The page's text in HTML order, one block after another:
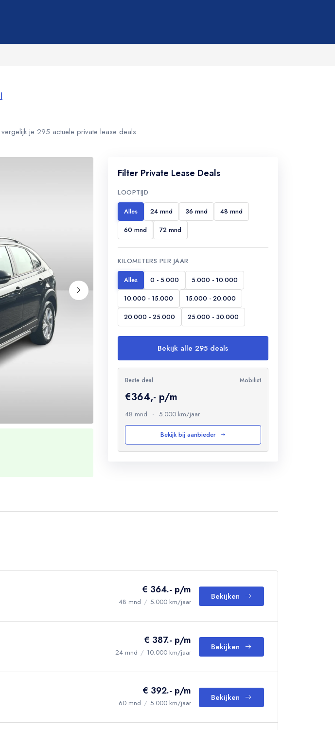
je 295 actuele private lease deals
Filter Private Lease Deals
LOOPTIJD
Alles 24 mnd 36 mnd
48 mnd
60 mnd
72 mnd
KILOMETERS PER JAAR
Alles 0 - 5.000
5.000 - 10.000
10.000 - 15.000
15.000 - 20.000
20.000 - 25.000
25.000 - 30.000
Bekijk alle 295 deals
Beste deal Mobilist
€364,- p/m
48 mnd · 5.000 km/jaar
Bekijk bij aanbieder
€ 364.- p/m
48 mnd / 5.000 km/jaar
Bekijken
€ 387.- p/m
24 mnd / 10.000 km/jaar
Bekijken
€ 392.- p/m
60 mnd / 5.000 km/jaar
Bekijken